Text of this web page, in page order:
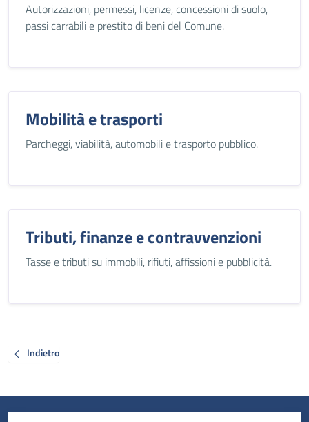
Autorizzazioni, permessi, licenze, concessioni di suolo,
passi carrabili e prestito di beni del Comune.
Mobilità e trasporti
Parcheggi, viabilità, automobili e trasporto pubblico.
Tributi, finanze e contravvenzioni
Tasse e tributi su immobili, rifiuti, affissioni e pubblicità.
Indietro